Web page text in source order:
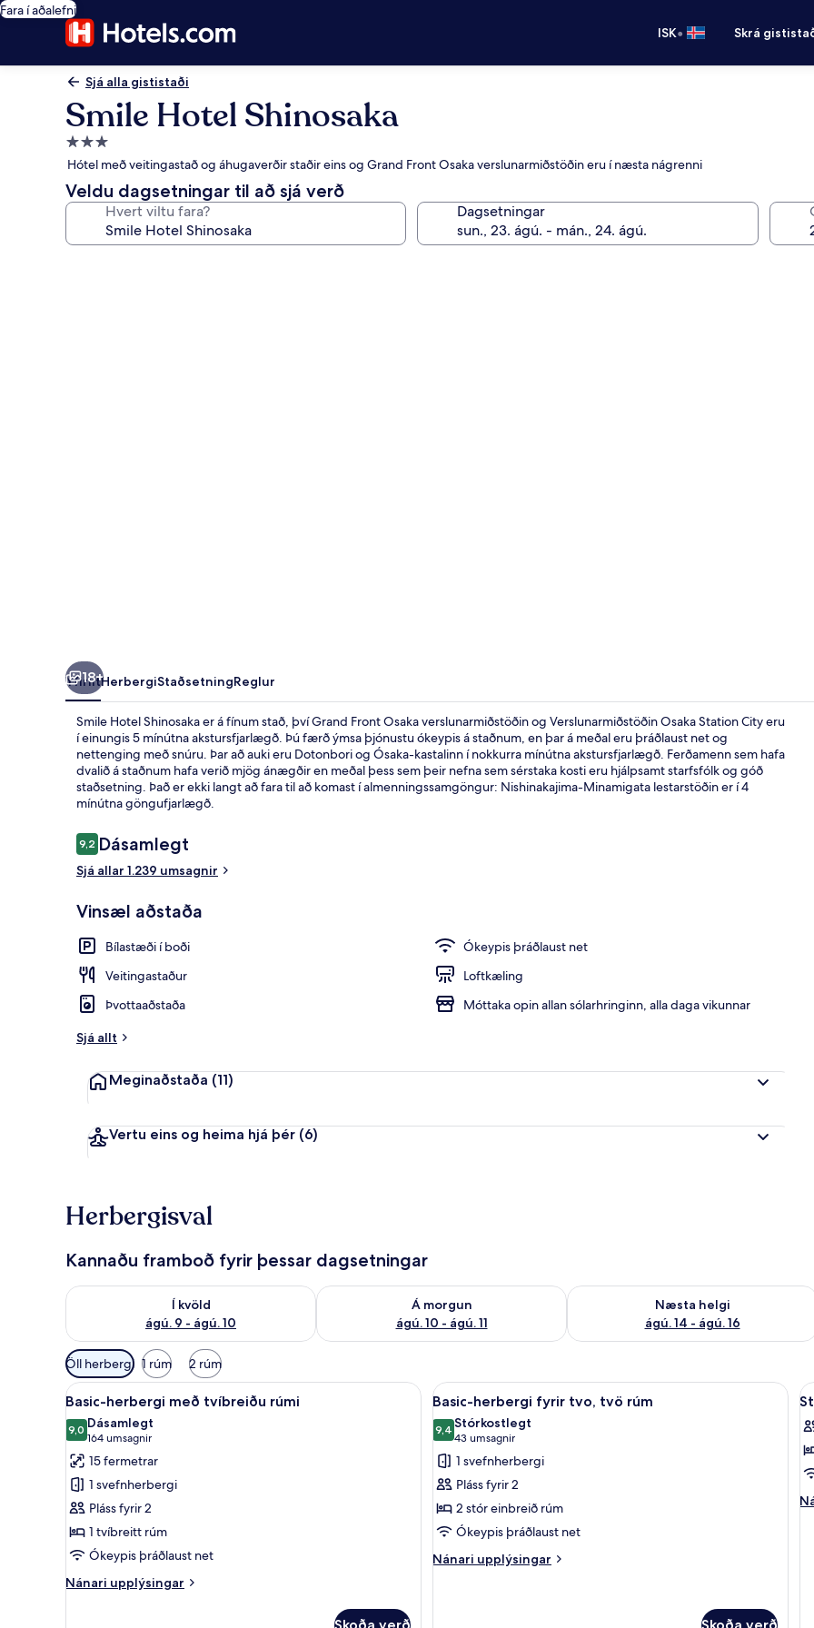
Fara í aðalefni
ISK• Skrá
Sjá alla gististaði
Smile Hotel Shinosaka
3.0
stjörnu
gististaður
Hótel með veitingastað og áhugaverðir staðir eins og Grand Front Osaka verslunarmiðstöðin eru í næsta nágrenni
Veldu dagsetningar til að sjá verð
Hvert viltu fara? Dagsetningar
Móttaka
18+
YfirlitHerbergiStaðsetningReglur
Smile Hotel Shinosaka er á fínum stað, því Grand Front Osaka verslunarmiðstöðin og Verslunarmiðstöðin Osaka Station City eru
í einungis 5 mínútna akstursfjarlægð. Þú færð ýmsa þjónustu ókeypis á staðnum, en þar á meðal eru þráðlaust net og
nettenging með snúru. Þar að auki eru Dotonbori og Ósaka-kastalinn í nokkurra mínútna akstursfjarlægð. Ferðamenn sem hafa
dvalið á staðnum hafa verið mjög ánægðir en meðal þess sem þeir nefna sem sérstaka kosti eru hjálpsamt starfsfólk og góð
staðsetning. Það er ekki langt að fara til að komast í almenningssamgöngur: Nishinakajima-Minamigata lestarstöðin er í 4
mínútna göngufjarlægð.
Umsagnir
9,29,2 af 10
Dásamlegt
Sjá allar 1.239 umsagnir
Vinsæl aðstaða
Bílastæði í boði
Ókeypis þráðlaust net
Veitingastaður
Loftkæling
Þvottaaðstaða
Móttaka opin allan sólarhringinn, alla daga vikunnar
Sjá allt
Meginaðstaða (11)
Vertu eins og heima hjá þér (6)
Herbergisval
Kannaðu framboð fyrir þessar dagsetningar
Í kvöld
ágú. 9 - ágú. 10
Athuga framboð í kvöld ágú. 9 - ágú. 10
Á morgun
ágú. 10 - ágú. 11
Athuga framboð á morgun ágú. 10 - ágú. 11
Næsta helgi
ágú. 14 - ágú. 16
Athuga framboð næstu helgi ágú. 14 -
Síur
í
boði
fyrir
herbergi
Öll herbergi 1 rúm 2 rúm
Skoða
allar
myndir
fyrir
Basic-
herbergi
með
tvíbreiðu
rúmi
Basic-herbergi með tvíbreiðu rúmi | Skrifborð, vinnuaðstaða fyrir fartölvur, myrkratjöld/-gardínur
7
Basic-herbergi með tvíbreiðu rúmi
9,09,0 af 10
Dásamlegt
164 umsagnir
(164
umsagnir)
15 fermetrar
1 svefnherbergi
Pláss fyrir 2
1 tvíbreitt rúm
Ókeypis þráðlaust net
Nánari upplýsingar
Nánari
Skoða
allar
myndir
fyrir
Basic-
herbergi
fyrir
tvo,
tvö
Basic-herbergi fyrir tvo, tvö rúm |
7
Basic-herbergi fyrir tvo, tvö rúm
9,49,4 af 10
Stórkostlegt
43 umsagnir
(43
umsagnir)
1 svefnherbergi
Pláss fyrir 2
2 stór einbreið rúm
Ókeypis þráðlaust net
Nánari upplýsingar
Nánari